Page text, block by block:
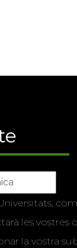
les vostres
la vostra